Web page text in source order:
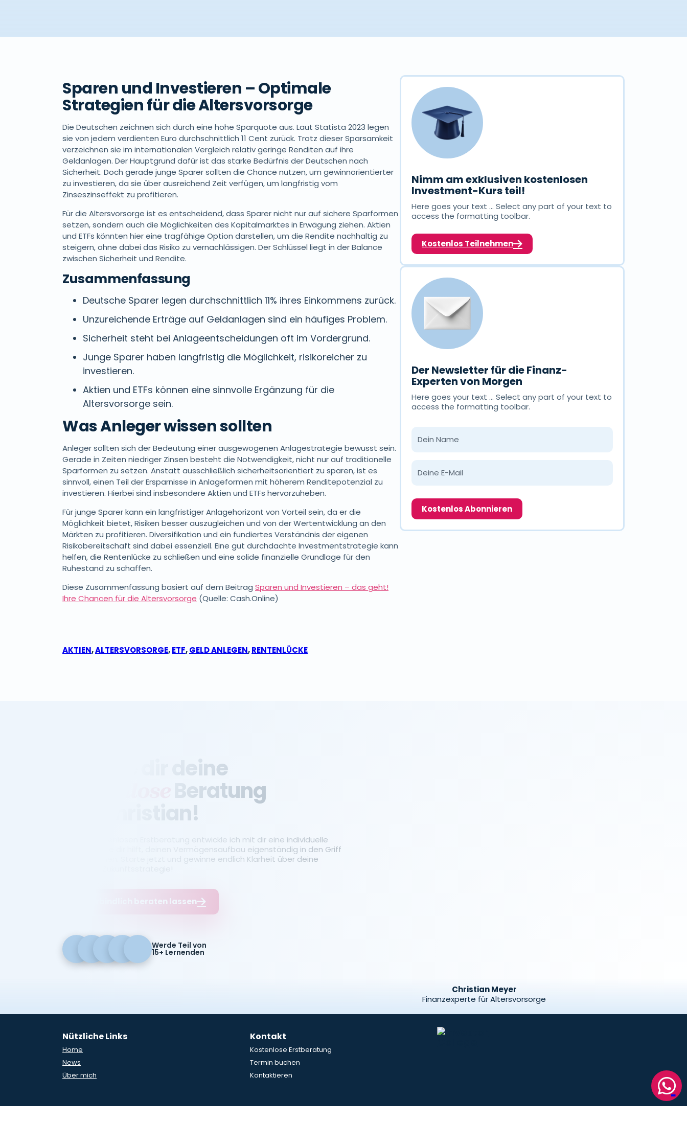
Sparen und Investieren – Optimale
Strategien für die Altersvorsorge
Die Deutschen zeichnen sich durch eine hohe Sparquote aus. Laut Statista 2023 legen
sie von jedem verdienten Euro durchschnittlich 11 Cent zurück. Trotz dieser Sparsamkeit
verzeichnen sie im internationalen Vergleich relativ geringe Renditen auf ihre
Geldanlagen. Der Hauptgrund dafür ist das starke Bedürfnis der Deutschen nach
Sicherheit. Doch gerade junge Sparer sollten die Chance nutzen, um gewinnorientierter
zu investieren, da sie über ausreichend Zeit verfügen, um langfristig vom
Zinseszinseffekt zu profitieren.
Für die Altersvorsorge ist es entscheidend, dass Sparer nicht nur auf sichere Sparformen
setzen, sondern auch die Möglichkeiten des Kapitalmarktes in Erwägung ziehen. Aktien
und ETFs könnten hier eine tragfähige Option darstellen, um die Rendite nachhaltig zu
steigern, ohne dabei das Risiko zu vernachlässigen. Der Schlüssel liegt in der Balance
zwischen Sicherheit und Rendite.
Zusammenfassung
Deutsche Sparer legen durchschnittlich 11% ihres Einkommens zurück.
Unzureichende Erträge auf Geldanlagen sind ein häufiges Problem.
Sicherheit steht bei Anlageentscheidungen oft im Vordergrund.
Junge Sparer haben langfristig die Möglichkeit, risikoreicher zu
investieren.
Aktien und ETFs können eine sinnvolle Ergänzung für die
Altersvorsorge sein.
Was Anleger wissen sollten
Anleger sollten sich der Bedeutung einer ausgewogenen Anlagestrategie bewusst sein.
Gerade in Zeiten niedriger Zinsen besteht die Notwendigkeit, nicht nur auf traditionelle
Sparformen zu setzen. Anstatt ausschließlich sicherheitsorientiert zu sparen, ist es
sinnvoll, einen Teil der Ersparnisse in Anlageformen mit höherem Renditepotenzial zu
investieren. Hierbei sind insbesondere Aktien und ETFs hervorzuheben.
Für junge Sparer kann ein langfristiger Anlagehorizont von Vorteil sein, da er die
Möglichkeit bietet, Risiken besser auszugleichen und von der Wertentwicklung an den
Märkten zu profitieren. Diversifikation und ein fundiertes Verständnis der eigenen
Risikobereitschaft sind dabei essenziell. Eine gut durchdachte Investmentstrategie kann
helfen, die Rentenlücke zu schließen und eine solide finanzielle Grundlage für den
Ruhestand zu schaffen.
Diese Zusammenfassung basiert auf dem Beitrag Sparen und Investieren – das geht!
Ihre Chancen für die Altersvorsorge (Quelle: Cash.Online)
AKTIEN,ALTERSVORSORGE,ETF,GELD ANLEGEN,RENTENLÜCKE
Nimm am exklusiven kostenlosen
Investment-Kurs teil!
Here goes your text ... Select any part of your text to
access the formatting toolbar.
Kostenlos Teilnehmen
Der Newsletter für die Finanz-
Experten von Morgen
Here goes your text ... Select any part of your text to
access the formatting toolbar.
Sichere dir deine
Beratung
mit Christian!
In einer kostenlosen Erstberatung entwickle ich mit dir eine individuelle
Strategie, die dir hilft, deinen Vermögensaufbau eigenständig in den Griff
zu bekommen. Starte jetzt und gewinne endlich Klarheit über deine
Unverbindlich beraten lassen
Werde Teil von
15+ Lernenden
Christian Meyer
Finanzexperte für Altersvorsorge
Nützliche Links
Home
News
Über mich
Kontakt
Kostenlose Erstberatung
Termin buchen
Kontaktieren